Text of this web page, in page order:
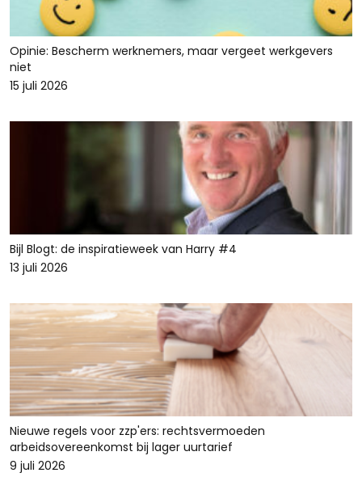
Opinie: Bescherm werknemers, maar vergeet werkgevers
niet
15 juli 2026
Bijl Blogt: de inspiratieweek van Harry #4
13 juli 2026
Nieuwe regels voor zzp'ers: rechtsvermoeden
arbeidsovereenkomst bij lager uurtarief
9 juli 2026